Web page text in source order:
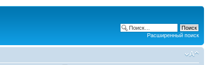
Расширенный поиск